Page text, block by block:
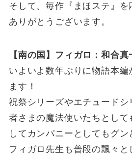
そして、毎作『まほステ』を
ありがとうございます。
【南の国】フィガロ：和合真
いよいよ数年ぶりに物語本編
ます！
祝祭シリーズやエチュードシ
者さまの魔法使いたちとして
してカンパニーとしてもグン
フィガロ先生も普段の飄々と